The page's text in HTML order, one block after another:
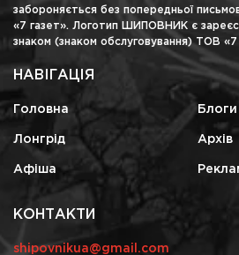
забороняється без попередньої
«7 газет». Логотип ШИПОВНИК є
знаком (знаком обслуговування) ТОВ «7
НАВІГАЦІЯ
Головна Блоги
Лонгрід Архів
Афіша
КОНТАКТИ
shipovnikua@gmail.com